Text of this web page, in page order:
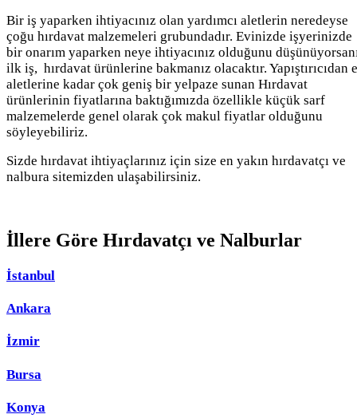
Bir iş yaparken ihtiyacınız olan yardımcı aletlerin neredeyse
çoğu hırdavat malzemeleri grubundadır. Evinizde işyerinizde
bir onarım yaparken neye ihtiyacınız olduğunu
ilk iş, hırdavat ürünlerine bakmanız olacaktır. Yapıştırıcıdan
aletlerine kadar çok geniş bir yelpaze sunan Hırdavat
ürünlerinin fiyatlarına baktığımızda özellikle küçük sarf
malzemelerde genel olarak çok makul fiyatlar olduğunu
söyleyebiliriz.
Sizde hırdavat ihtiyaçlarınız için size en yakın hırdavatçı ve
nalbura sitemizden ulaşabilirsiniz.
İllere Göre Hırdavatçı ve Nalburlar
İstanbul
Ankara
İzmir
Bursa
Konya